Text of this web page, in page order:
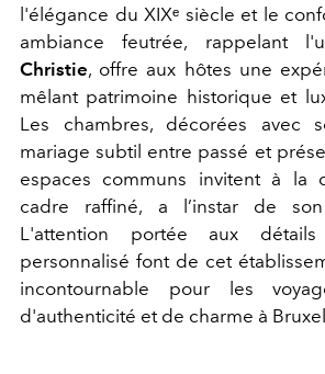
l'élégance du XIXᵉ siècle et le
ambiance feutrée, rappelant
Christie, offre aux hôtes une
mêlant patrimoine historique et
Les chambres, décorées avec
mariage subtil entre passé et
espaces communs invitent à la
cadre raffiné, a l’instar de
L'attention portée aux
personnalisé font de cet
incontournable pour les
d'authenticité et de charme à